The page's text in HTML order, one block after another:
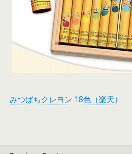
みつばちクレヨン 18色（楽天）